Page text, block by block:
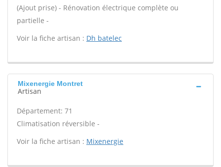
(Ajout prise) - Rénovation électrique complète ou
partielle -
Voir la fiche artisan : Dh batelec
Mixenergie Montret
Artisan
Département: 71
Climatisation réversible -
Voir la fiche artisan : Mixenergie